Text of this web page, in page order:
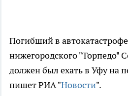
Погибший в
нижегородского "Торпедо"
должен был ехать в Уфу на
пишет РИА "Новости".